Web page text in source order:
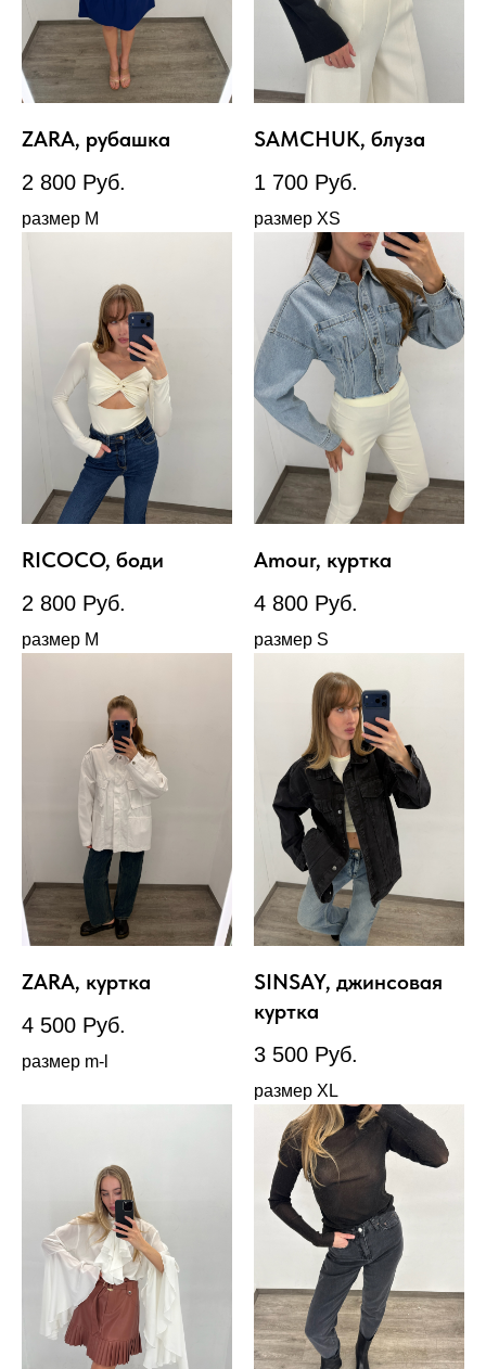
ZARA, рубашка
2 800 Руб.
размер М
SAMCHUK, блуза
1 700 Руб.
размер XS
RICOCO, боди
2 800 Руб.
размер М
Amour, куртка
4 800 Руб.
размер S
ZARA, куртка
4 500 Руб.
размер m-l
SINSAY, джинсовая
куртка
3 500 Руб.
размер XL